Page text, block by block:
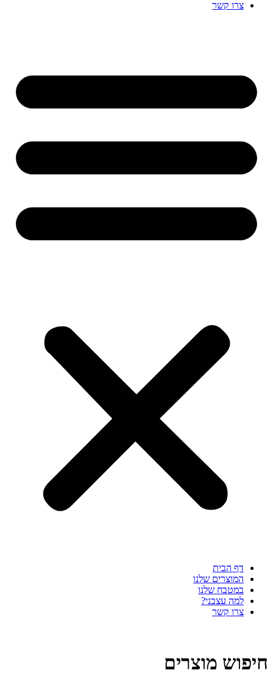
צרו קשר
דף הבית
המוצרים שלנו
במטבח שלנו
למה עצבני?
צרו קשר
חיפוש מוצרים